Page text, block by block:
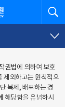
권법에 의하여 보호
제외하고는 원칙적으
복제, 배포하는 경
해당함을 유념하시